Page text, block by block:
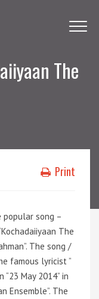
The
Print
song –
The
The song /
famous lyricist ”
May 2014” in
Ensemble”. The